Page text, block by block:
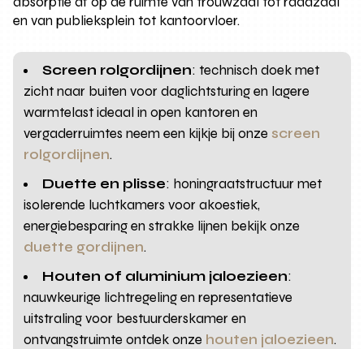
en van publieksplein tot kantoorvloer.
Screen rolgordijnen: technisch doek met
zicht naar buiten voor daglichtsturing en lagere
warmtelast ideaal in open kantoren en
vergaderruimtes neem een kijkje bij onzescreen
rolgordijnen.
Duette en plisse: honingraatstructuur met
isolerende luchtkamers voor akoestiek,
energiebesparing en strakke lijnen bekijk onze
duette gordijnen.
Houten of aluminium jaloezieen:
nauwkeurige lichtregeling en representatieve
uitstraling voor bestuurderskamer en
ontvangstruimte ontdek onze houten jaloezieen.